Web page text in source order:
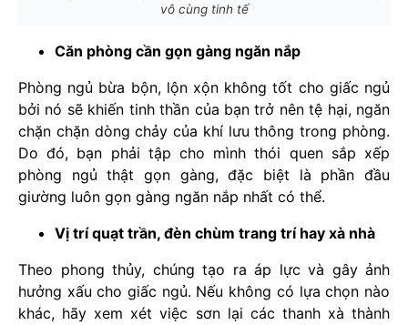
vô cùng tinh tế
Căn phòng cần gọn gàng ngăn nắp
Phòng ngủ bừa bộn, lộn xộn không tốt cho giấc ngủ
bởi nó sẽ khiến tinh thần của bạn trở nên tệ hại, ngăn
chặn chặn dòng chảy của khí lưu thông trong phòng.
Do đó, bạn phải tập cho mình thói quen sắp xếp
phòng ngủ thật gọn gàng, đặc biệt là phần đầu
giường luôn gọn gàng ngăn nắp nhất có thể.
Vị trí quạt trần, đèn chùm trang trí hay xà nhà
Theo phong thủy, chúng tạo ra áp lực và gây ảnh
hưởng xấu cho giấc ngủ. Nếu không có lựa chọn nào
khác, hãy xem xét việc sơn lại các thanh xà thành